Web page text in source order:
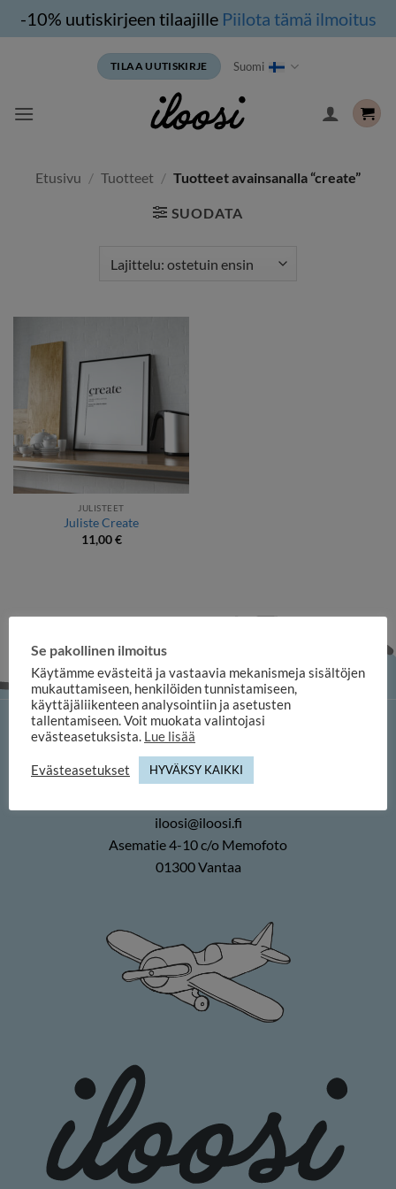
-10% uutiskirjeen tilaajille Piilota tämä ilmoitus
TILAA UUTISKIRJE Suomi
Etusivu / Tuotteet / Tuotteet avainsanalla “create”
SUODATA
JULISTEET
Juliste Create
11,00€
iloosi-verkkokauppa
Memofoto Oy
iloosi@iloosi.fi
Asematie 4-10 c/o Memofoto
01300 Vantaa
Se pakollinen ilmoitus
Käytämme evästeitä ja vastaavia mekanismeja sisältöjen
mukauttamiseen, henkilöiden tunnistamiseen,
käyttäjäliikenteen analysointiin ja asetusten
tallentamiseen. Voit muokata valintojasi
evästeasetuksista. Lue lisää
Evästeasetukset HYVÄKSY KAIKKI